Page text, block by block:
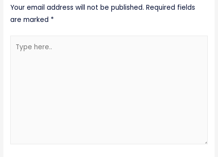
Your email address will not be published. Required fields
are marked *
here..